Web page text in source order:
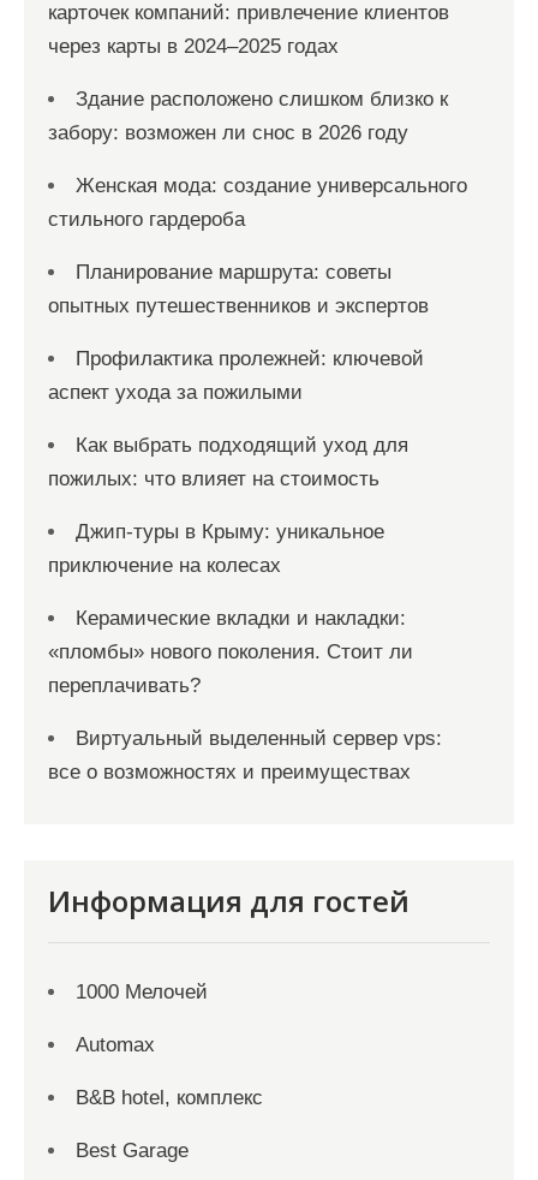
карточек компаний: привлечение клиентов
через карты в 2024–2025 годах
Здание расположено слишком близко к
забору: возможен ли снос в 2026 году
Женская мода: создание универсального
стильного гардероба
Планирование маршрута: советы
опытных путешественников и экспертов
Профилактика пролежней: ключевой
аспект ухода за пожилыми
Как выбрать подходящий уход для
пожилых: что влияет на стоимость
Джип-туры в Крыму: уникальное
приключение на колесах
Керамические вкладки и накладки:
«пломбы» нового поколения. Стоит ли
переплачивать?
Виртуальный выделенный сервер vps:
все о возможностях и преимуществах
Информация для гостей
1000 Мелочей
Automax
B&B hotel, комплекс
Best Garage